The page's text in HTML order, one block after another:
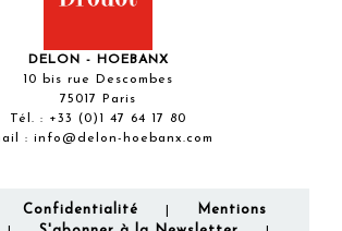
DELON - HOEBANX
10 bis rue Descombes
75017 Paris
Tél. : +33 (0)1 47 64 17 80
: info@delon-hoebanx.com
Confidentialité
Mentions